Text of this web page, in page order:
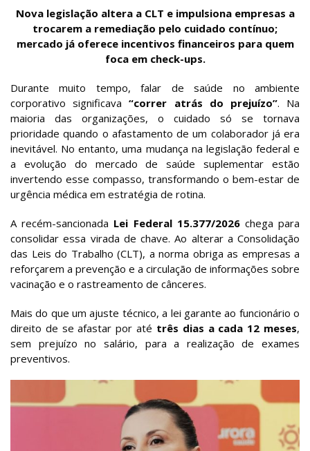
Nova legislação altera a CLT e impulsiona empresas a
trocarem a remediação pelo cuidado contínuo;
mercado já oferece incentivos financeiros para quem
foca em check-ups.
Durante muito tempo, falar de saúde no ambiente
corporativo significava“correr atrás do prejuízo”. Na
maioria das organizações, o cuidado só se tornava
prioridade quando o afastamento de um colaborador já era
inevitável. No entanto, uma mudança na legislação federal e
a evolução do mercado de saúde suplementar estão
invertendo esse compasso, transformando o bem-estar de
urgência médica em estratégia de rotina.
A recém-sancionada Lei Federal 15.377/2026chega para
consolidar essa virada de chave. Ao alterar a Consolidação
das Leis do Trabalho (CLT), a norma obriga as empresas a
reforçarem a prevenção e a circulação de informações sobre
vacinação e o rastreamento de cânceres.
Mais do que um ajuste técnico, a lei garante ao funcionário o
direito de se afastar por até três dias a cada 12 meses,
sem prejuízo no salário, para a realização de exames
preventivos.